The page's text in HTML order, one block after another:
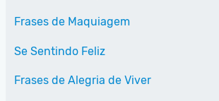
Frases de Maquiagem
Se Sentindo Feliz
Frases de Alegria de Viver